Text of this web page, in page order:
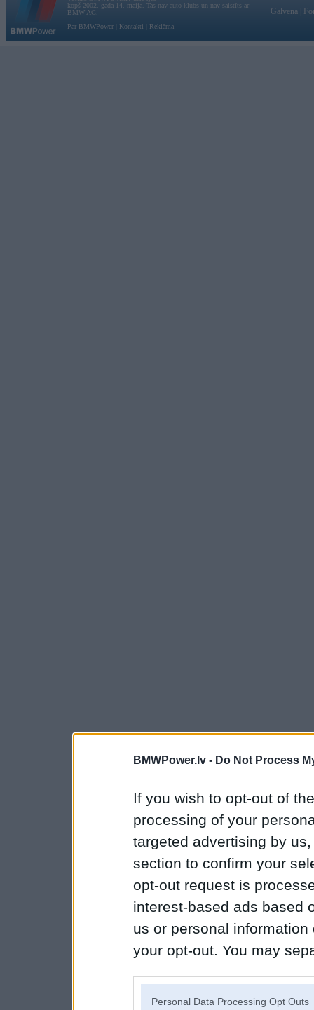
BMWPower.lv - Do Not Process
If you wish to opt-out of
processing of your
targeted advertising by
section to confirm your
opt-out request is
interest-based ads based
us or personal
your opt-out. You may
Personal Data Processing Opt Outs
kopš 2002. gada 14. maija. Tas nav auto klubs un nav saistīts ar
BMW AG.
Par BMWPower
Kontakti Reklāma
Galvena